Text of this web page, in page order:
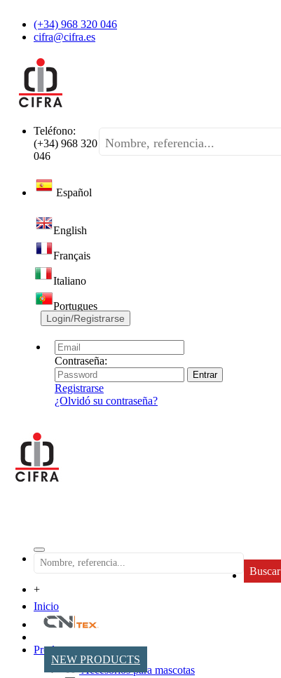
(+34) 968 320 046
cifra@cifra.es
Teléfono:
(+34) 968 320
046
Español
English
Français
Italiano
Portugues
Login/Registrarse
Contraseña:
Registrarse
¿Olvidó su contraseña?
Buscar
+
Inicio
NEW PRODUCTS
Productos
Accesorios para mascotas